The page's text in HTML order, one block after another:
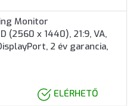
Monitor
(2560 x 1440), 21:9, VA,
2 év garancia,
ELÉRHETŐ